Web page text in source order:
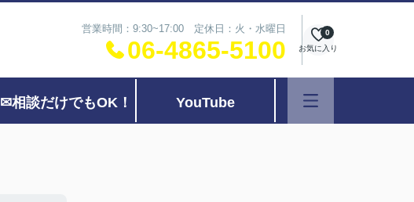
営業時間：9:30~17:00 定休日：火・水曜日
06-4865-5100 お気に入り
0
✉相談だけでもOK！ YouTube